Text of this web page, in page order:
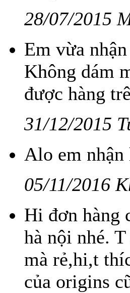
28/07/2015
Em vừa
Không dám
được hàng
31/12/2015
Alo em nhận
05/11/2016
Hi đơn hàng
hà nội nhé.
mà rẻ,hi,t
của origins